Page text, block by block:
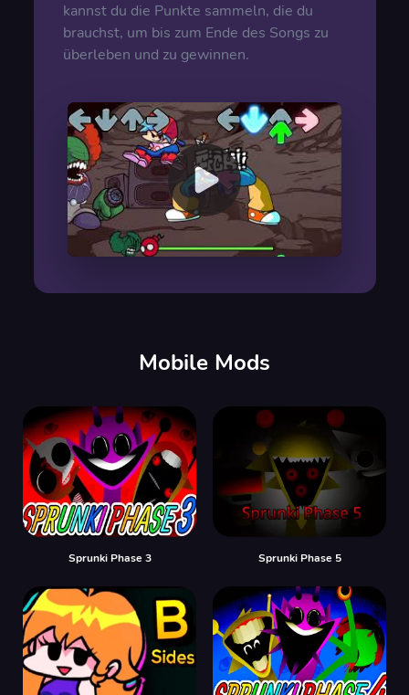
kannst du die Punkte sammeln, die du
brauchst, um bis zum Ende des Songs zu
überleben und zu gewinnen.
Mobile Mods
Sprunki Phase 3 Sprunki Phase 5